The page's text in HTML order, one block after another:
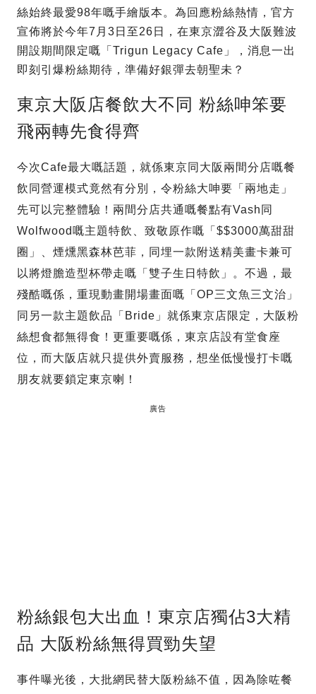
絲始終最愛98年嘅手繪版本。為回應粉絲熱情，官方
宣佈將於今年7月3日至26日，在東京澀谷及大阪難波
開設期間限定嘅「Trigun Legacy Cafe」，消息一出
即刻引爆粉絲期待，準備好銀彈去朝聖未？
東京大阪店餐飲大不同 粉絲呻笨要
飛兩轉先食得齊
今次Cafe最大嘅話題，就係東京同大阪兩間分店嘅餐
飲同營運模式竟然有分別，令粉絲大呻要「兩地走」
先可以完整體驗！兩間分店共通嘅餐點有Vash同
Wolfwood嘅主題特飲、致敬原作嘅「$$3000萬甜甜
圈」、煙燻黑森林芭菲，同埋一款附送精美畫卡兼可
以將燈膽造型杯帶走嘅「雙子生日特飲」。不過，最
殘酷嘅係，重現動畫開場畫面嘅「OP三文魚三文治」
同另一款主題飲品「Bride」就係東京店限定，大阪粉
絲想食都無得食！更重要嘅係，東京店設有堂食座
位，而大阪店就只提供外賣服務，想坐低慢慢打卡嘅
朋友就要鎖定東京喇！
廣告
粉絲銀包大出血！東京店獨佔3大精
品 大阪粉絲無得買勁失望
事件曝光後，大批網民替大阪粉絲不值，因為除咗餐